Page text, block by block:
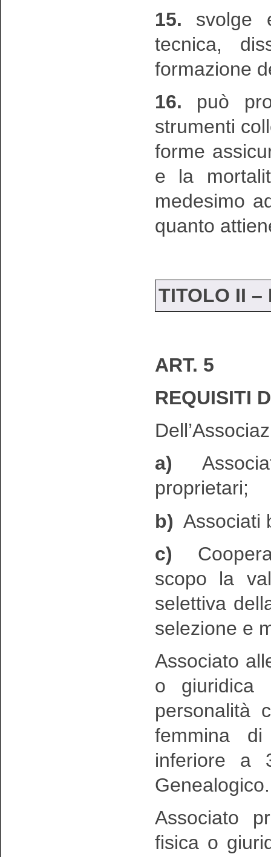
15. svolge
tecnica,
formazione
16. può
strumenti
forme
e la
medesimo
quanto
TITOLO II –
ART. 5
REQUISITI
a)
proprietari;
b) Associati
c)
scopo la
selettiva
selezione e
Associato
o giuridica
personalità
femmina
inferiore a
Genealogico.
Associato
fisica o